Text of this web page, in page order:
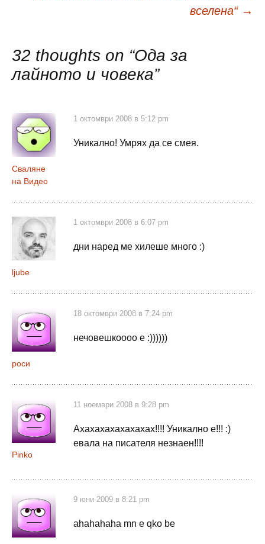
публикациите
вселена“ →
32 thoughts on “Ода за
лайното и човека”
Сваляне
на Видео
1 октомври 2008 в 5:12 pm
Уникално! Умрях да се смея.
ljube
1 октомври 2008 в 6:07 pm
дни наред ме хилеше много :)
роси
18 октомври 2008 в 7:24 pm
нечовешкоооо е :))))))
Pinko
11 ноември 2008 в 9:28 pm
Ахахахахахахахах!!!! Уникално е!!! :)
евала на писателя незнаен!!!!
9 юни 2009 в 8:21 pm
ahahahaha mn e qko be